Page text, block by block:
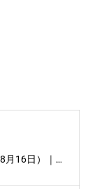
月16日）｜ア